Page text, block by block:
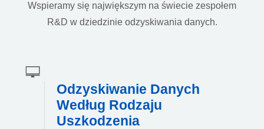
Wspieramy się największym na świecie zespołem
R&D w dziedzinie odzyskiwania danych.
Odzyskiwanie Danych
Według Rodzaju
Uszkodzenia